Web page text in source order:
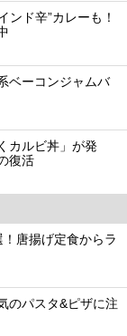
ンド辛”カレーも！
ベーコンジャムバ
カルビ丼」が発
復活
唐揚げ定食からラ
のパスタ&ピザに注